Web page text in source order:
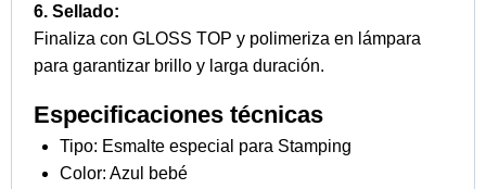
6. Sellado:
Finaliza con GLOSS TOP y polimeriza en lámpara
para garantizar brillo y larga duración.
Especificaciones técnicas
Tipo: Esmalte especial para Stamping
Color: Azul bebé